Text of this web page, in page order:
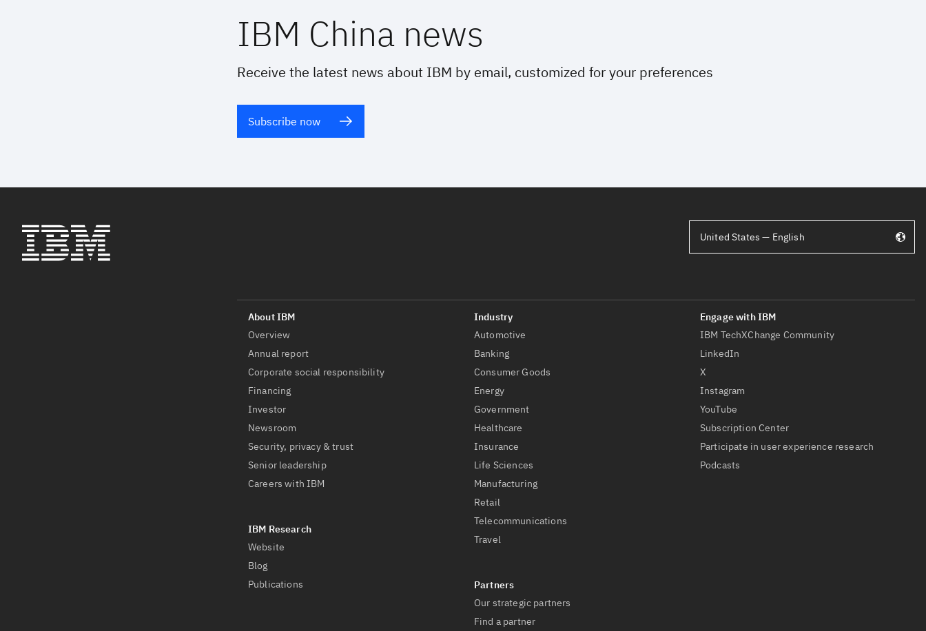
IBM China news
Receive the latest news about IBM by email, customized for your preferences
Subscribe now
Overview
Annual report
Corporate social responsibility
Financing
Investor
Newsroom
Security, privacy & trust
Senior leadership
Careers with IBM
Website
Blog
Publications
Automotive
Banking
Consumer Goods
Energy
Government
Healthcare
Insurance
Life Sciences
Manufacturing
Retail
Telecommunications
Travel
Our strategic partners
Find a partner
IBM TechXChange Community
LinkedIn
X
Instagram
YouTube
Subscription Center
Participate in user experience research
Podcasts
United States — English